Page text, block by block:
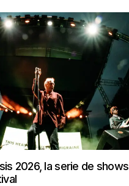
2026, la serie de shows